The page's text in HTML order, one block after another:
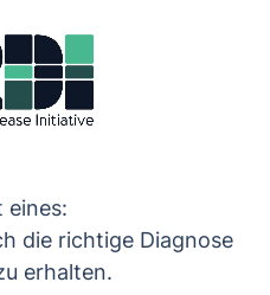
eines:
die richtige Diagnose
erhalten.